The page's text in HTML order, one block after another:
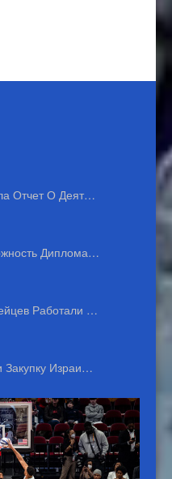
Отчет О Деят…
Диплома…
Работали …
Закупку Израи…